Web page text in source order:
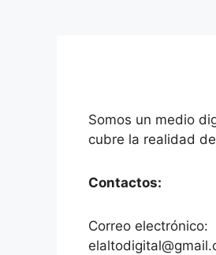
Somos un medio
cubre la realidad
Contactos:
Correo electrónico: